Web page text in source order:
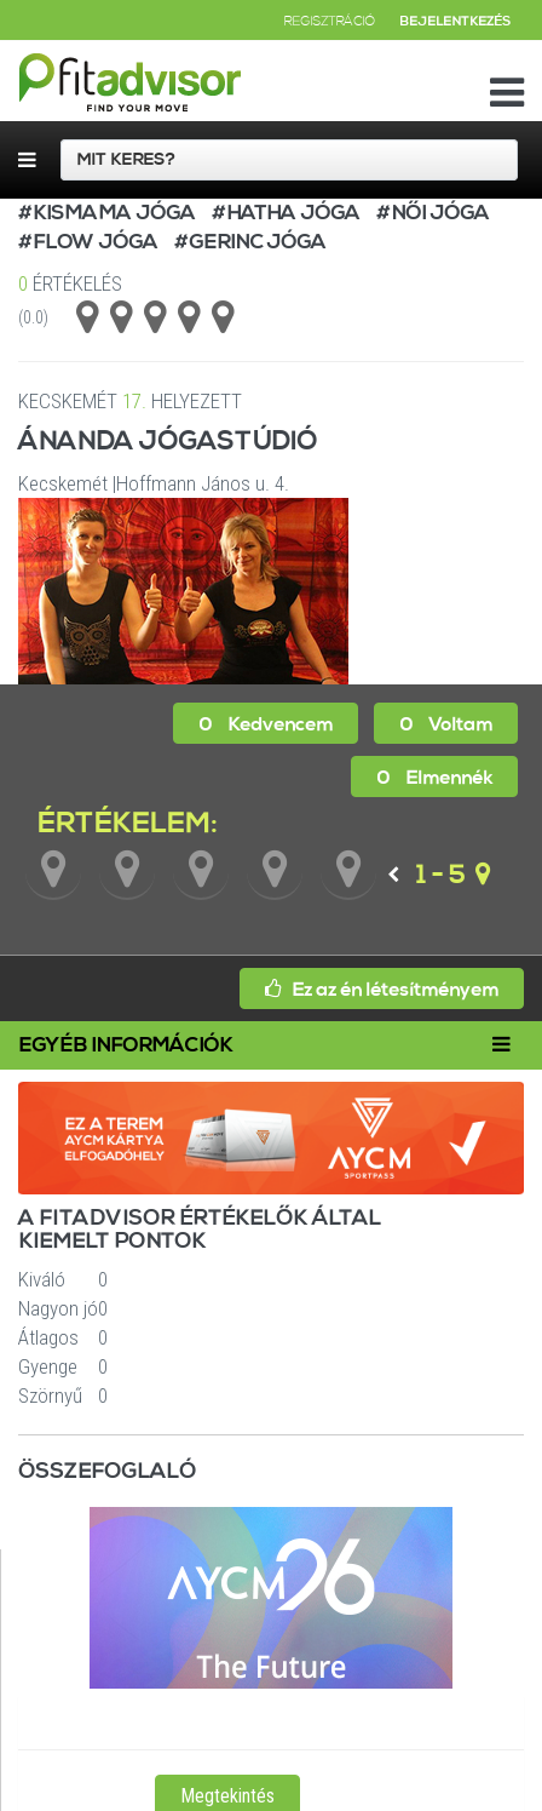
REGISZTRÁCIÓ BEJELENTKEZÉS
#KISMAMA JÓGA #HATHA JÓGA #NŐI JÓGA
#FLOW JÓGA #GERINC JÓGA
0 ÉRTÉKELÉS
(0.0)
KECSKEMÉT 17. HELYEZETT
ÁNANDA JÓGASTÚDIÓ
Kecskemét |Hoffmann János u. 4.
0 Kedvencem 0 Voltam
0 Elmennék
ÉRTÉKELEM:
1 - 5
Ez az én létesítményem
EGYÉB INFORMÁCIÓK
A FITADVISOR ÉRTÉKELŐK ÁLTAL
KIEMELT PONTOK
Kiváló
0
Nagyon jó0
Átlagos
0
Gyenge
0
Szörnyű
0
ÖSSZEFOGLALÓ
Megtekintés